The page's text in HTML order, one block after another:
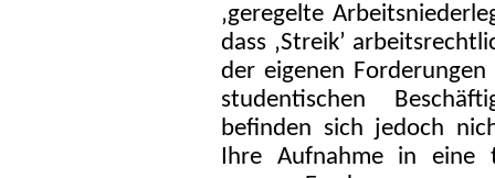
‚geregelte
dass ‚Streik’
der eigenen
studentischen
befinden sich jedoch
Ihre Aufnahme in eine